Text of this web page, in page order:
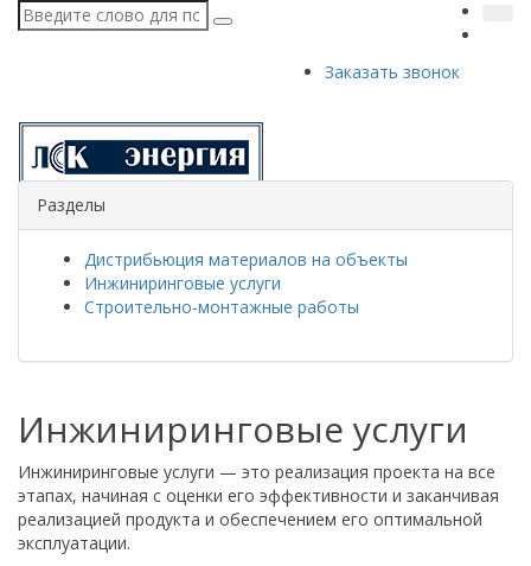
Заказать звонок
Разделы
Дистрибьюция материалов на объекты
Инжиниринговые услуги
Строительно-монтажные работы
Инжиниринговые услуги
Инжиниринговые услуги — это реализация проекта на все
этапах, начиная с оценки его эффективности и заканчивая
реализацией продукта и обеспечением его оптимальной
эксплуатации.